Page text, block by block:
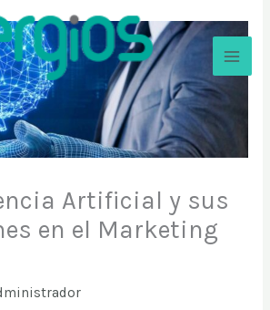
Artificial y sus
en el Marketing